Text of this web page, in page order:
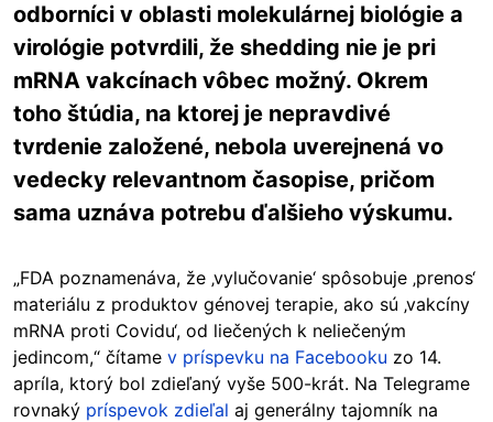
odborníci v oblasti molekulárnej biológie a
virológie potvrdili, že shedding nie je pri
mRNA vakcínach vôbec možný. Okrem
toho štúdia, na ktorej je nepravdivé
tvrdenie založené, nebola uverejnená vo
vedecky relevantnom časopise, pričom
sama uznáva potrebu ďalšieho výskumu.
„FDA poznamenáva, že ‚vylučovanie‘ spôsobuje ‚prenos‘
materiálu z produktov génovej terapie, ako sú ‚vakcíny
mRNA proti Covidu‘, od liečených k neliečeným
jedincom,“ čítame v príspevku na Facebooku zo 14.
apríla, ktorý bol zdieľaný vyše 500-krát. Na Telegrame
rovnaký príspevok zdieľal aj generálny tajomník na